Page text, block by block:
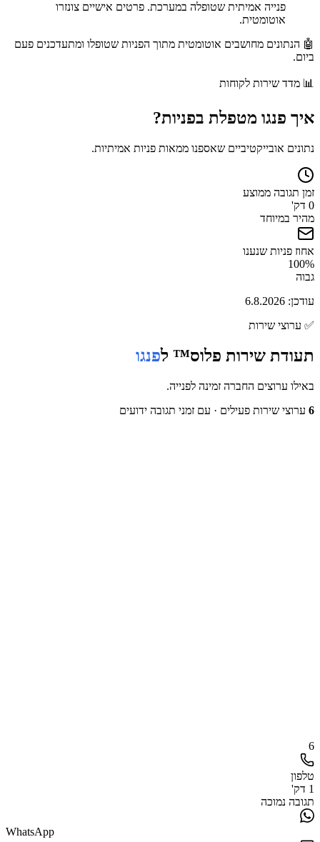
פנייה אמיתית שטופלה במערכת. פרטים אישיים צונזרו
אוטומטית.
🤖 הנתונים מחושבים אוטומטית מתוך הפניות שטופלו ומתעדכנים פעם
ביום.
📊 מדד שירות לקוחות
איך פנגו מטפלת בפניות?
נתונים אובייקטיביים שאספנו ממאות פניות אמיתיות.
זמן תגובה ממוצע
0 דק'
מהיר במיוחד
אחוז פניות שנענו
100%
גבוה
עודכן: 6.8.2026
✅ ערוצי שירות
תעודת שירות פלוס™ לפנגו
באילו ערוצים החברה זמינה לפנייה.
6 ערוצי שירות פעילים · עם זמני תגובה ידועים
6
טלפון
1 דק'
תגובה נמוכה
WhatsApp